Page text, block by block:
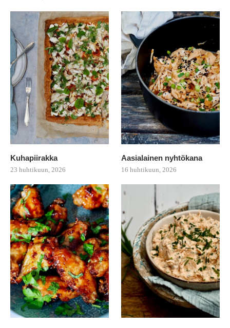
Kuhapiirakka
23 huhtikuun, 2026
Aasialainen nyhtökana
16 huhtikuun, 2026